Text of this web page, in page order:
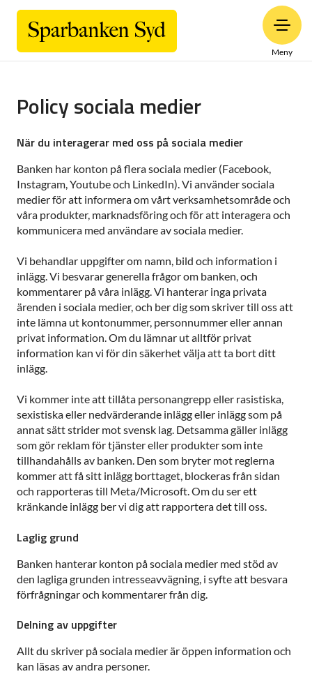
Meny
Policy sociala medier
När du interagerar med oss på sociala medier
Banken har konton på flera sociala medier (Facebook,
Instagram, Youtube och LinkedIn). Vi använder sociala
medier för att informera om vårt verksamhetsområde och
våra produkter, marknadsföring och för att interagera och
kommunicera med användare av sociala medier.
Vi behandlar uppgifter om namn, bild och information i
inlägg. Vi besvarar generella frågor om banken, och
kommentarer på våra inlägg. Vi hanterar inga privata
ärenden i sociala medier, och ber dig som skriver till oss att
inte lämna ut kontonummer, personnummer eller annan
privat information. Om du lämnar ut alltför privat
information kan vi för din säkerhet välja att ta bort ditt
inlägg.
Vi kommer inte att tillåta personangrepp eller rasistiska,
sexistiska eller nedvärderande inlägg eller inlägg som på
annat sätt strider mot svensk lag. Detsamma gäller inlägg
som gör reklam för tjänster eller produkter som inte
tillhandahålls av banken. Den som bryter mot reglerna
kommer att få sitt inlägg borttaget, blockeras från sidan
och rapporteras till Meta/Microsoft. Om du ser ett
kränkande inlägg ber vi dig att rapportera det till oss.
Laglig grund
Banken hanterar konton på sociala medier med stöd av
den lagliga grunden intresseavvägning, i syfte att besvara
förfrågningar och kommentarer från dig.
Delning av uppgifter
Allt du skriver på sociala medier är öppen information och
kan läsas av andra personer.